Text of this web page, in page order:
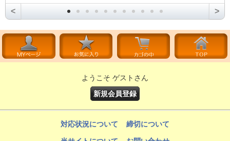
< >
ようこそ ゲストさん
新規会員登録
対応状況について 締切について